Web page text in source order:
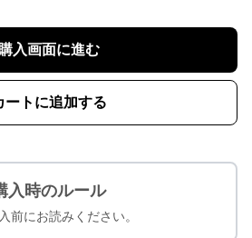
購入画面に進む
ートに追加する
入時のルール
前にお読みください。